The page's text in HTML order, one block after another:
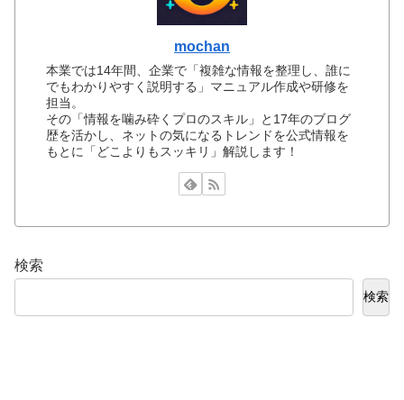
mochan
本業では14年間、企業で「複雑な情報を整理し、誰に
でもわかりやすく説明する」マニュアル作成や研修を
担当。
その「情報を噛み砕くプロのスキル」と17年のブログ
歴を活かし、ネットの気になるトレンドを公式情報を
もとに「どこよりもスッキリ」解説します！
検索
検索